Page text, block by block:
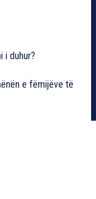
i duhur?
e fëmijëve të